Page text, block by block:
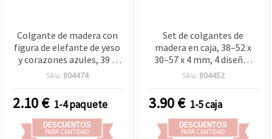
Colgante de madera con
figura de elefante de yeso
y corazones azules, 39 x
48 x 13 mm - 4 piezas
Sku: 804474
2.10€ 1-4 paquete
DESCUENTOS
PARA CANTIDAD
Set de colgantes de
madera en caja, 38–52 x
30–57 x 4 mm, 4 diseños
mixtos - 12 uds
Sku: 804452
3.90€ 1-5 caja
DESCUENTOS
PARA CANTIDAD